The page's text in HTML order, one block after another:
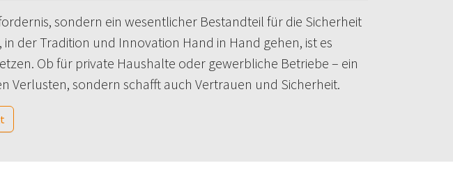
sondern ein wesentlicher Bestandteil für die Sicherheit
der Tradition und Innovation Hand in Hand gehen, ist es
Ob für private Haushalte oder gewerbliche Betriebe – ein
sondern schafft auch Vertrauen und Sicherheit.